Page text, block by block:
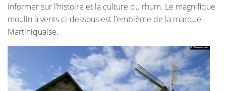
informer sur l’histoire et la culture du rhum. Le magnifique
moulin à vents ci-dessous est l’emblème de la marque
Martiniquaise.